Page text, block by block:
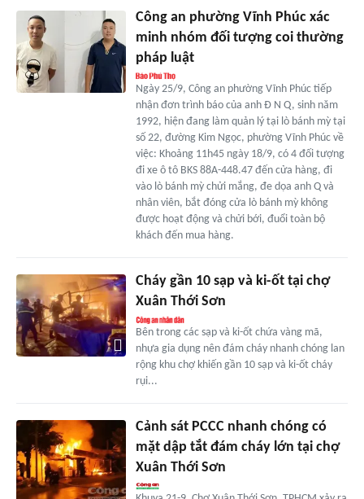
Công an phường Vĩnh Phúc xác
minh nhóm đối tượng coi thường
pháp luật
Ngày 25/9, Công an phường Vĩnh Phúc tiếp
nhận đơn trình báo của anh Đ N Q, sinh năm
1992, hiện đang làm quản lý tại lò bánh mỳ tại
số 22, đường Kim Ngọc, phường Vĩnh Phúc về
việc: Khoảng 11h45 ngày 18/9, có 4 đối tượng
đi xe ô tô BKS 88A-448.47 đến cửa hàng, đi
vào lò bánh mỳ chửi mắng, đe dọa anh Q và
nhân viên, bắt đóng cửa lò bánh mỳ không
được hoạt động và chửi bới, đuổi toàn bộ
khách đến mua hàng.
Cháy gần 10 sạp và ki-ốt tại chợ
Xuân Thới Sơn
Bên trong các sạp và ki-ốt chứa vàng mã,
nhựa gia dụng nên đám cháy nhanh chóng lan
rộng khu chợ khiến gần 10 sạp và ki-ốt cháy
rụi...
Cảnh sát PCCC nhanh chóng có
mặt dập tắt đám cháy lớn tại chợ
Xuân Thới Sơn